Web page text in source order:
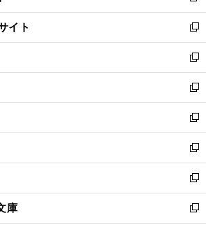
開
く
ン
ド
ウ
で
開
く
ウ
ィ
ン
ド
ウ
で
開
く
し
い
ウ
ィ
ン
ド
ウ
で
開
く
イト
新
し
い
ウ
ィ
ン
ド
ウ
で
開
く
新
し
い
ウ
ィ
ン
ド
ウ
で
開
く
新
し
い
ウ
ィ
ン
ド
ウ
で
開
新
し
い
ウ
ィ
ン
ド
ウ
新
し
い
ウ
ィ
ン
新
し
い
ウ
庫
新
し